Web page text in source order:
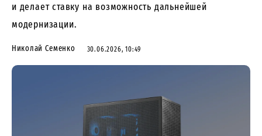
и делает ставку на возможность дальнейшей
модернизации.
Николай Семенко 30.06.2026, 10:49